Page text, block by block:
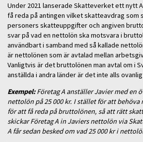
Under 2021 lanserade Skatteverket ett nytt
få reda på antingen vilket skatteavdrag som
personers skatteuppgifter och angiven
svar på vad en nettolön ska motsvara i
användbart i samband med så kallade
är nettolönen som är avtalad mellan
Vanligtvis är det bruttolönen man avtal om i
anställda i andra länder är det inte alls
Exempel:Företag A anställer Javier med en
nettolön på 25 000 kr. I stället för att behöva
för att få reda på bruttolönen, så att rätt
skickar Företag A in Javiers nettolön via
A får sedan besked om vad 25 000 kr i